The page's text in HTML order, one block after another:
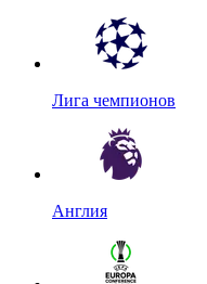
Лига чемпионов
Англия